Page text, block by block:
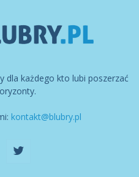
dla każdego kto lubi poszerzać
kontakt@blubry.pl